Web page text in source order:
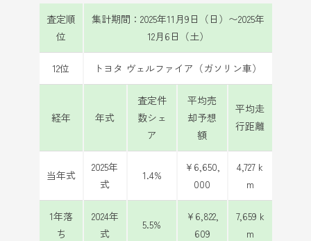
査定順
位
集計期間：2025年11月9日（日）〜2025年
12月6日（土）
12位 トヨタ ヴェルファイア（ガソリン車）
経年 年式
査定件
数シェ
ア
平均売
却予想
額
平均走
行距離
当年式
2025年
式
1.4%
¥6,650,
000
4,727 k
m
1年落
ち
2024年
式
5.5%
¥6,822,
609
7,659 k
m